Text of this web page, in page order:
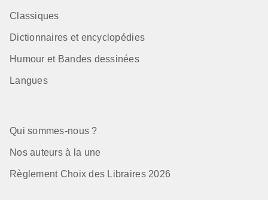
Classiques
Dictionnaires et encyclopédies
Humour et Bandes dessinées
Langues
Qui sommes-nous ?
Nos auteurs à la une
Règlement Choix des Libraires 2026